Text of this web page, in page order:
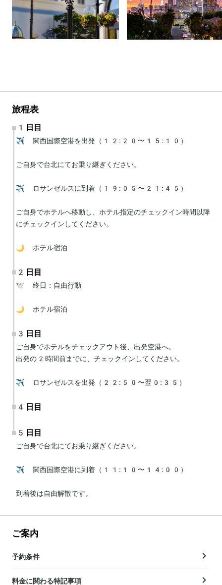
旅程表
1日目
✈️ 関西国際空港を出発（12:20〜15:10）
ご自身で台北にてお乗り継ぎください。
✈️ ロサンゼルスに到着（19:05〜21:45）
ご自身でホテルへ移動し、ホテル指定のチェックイン時間以降
にチェックインしてください。
🌙 ホテル宿泊
2日目
🕊 終日：自由行動
🌙 ホテル宿泊
3日目
ご自身でホテルをチェックアウト後、出発空港へ。
出発の2時間前までに、チェックインしてください。
✈️ ロサンゼルスを出発（22:50〜翌0:35）
4日目
5日目
ご自身で台北にてお乗り継ぎください。
✈️ 関西国際空港に到着（11:10〜14:00）
到着後は自由解散です。
ご案内
予約条件
料金に関わる特記事項